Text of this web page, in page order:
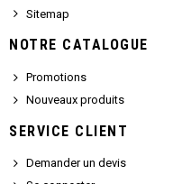
Sitemap
NOTRE CATALOGUE
Promotions
Nouveaux produits
SERVICE CLIENT
Demander un devis